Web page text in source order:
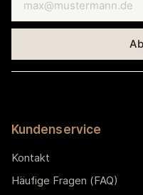
Kundenservice
Kontakt
Häufige Fragen (FAQ)